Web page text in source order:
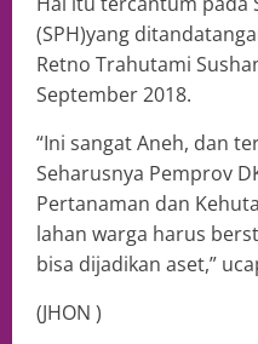
(SPH)yang
Retno Trahutami
September 2018.
“Ini sangat Aneh, dan
Seharusnya Pemprov
Pertanaman dan
lahan warga harus
bisa dijadikan aset,”
(JHON )